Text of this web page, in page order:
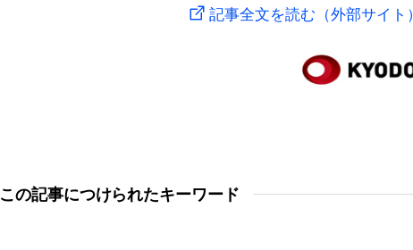
記事全文を読む（外部サイト）
この記事につけられたキーワード